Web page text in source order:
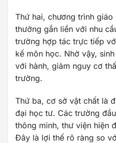
Thứ hai, chương trình
thường gắn liền với nhu
trường hợp tác trực tiếp
kế môn học. Nhờ vậy,
với hành, giảm nguy cơ
trường.
Thứ ba, cơ sở vật chất là
đại học tư. Các trường
thông minh, thư viện hiện
Đây là lợi thế rõ ràng so